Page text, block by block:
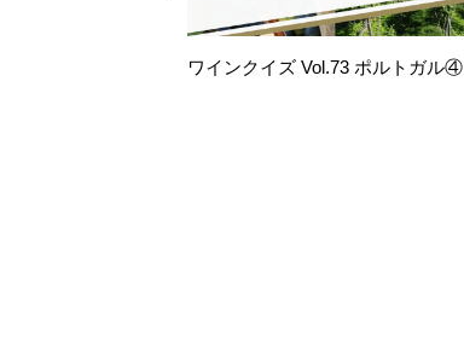
ワインクイズ Vol.73 ポルトガル④